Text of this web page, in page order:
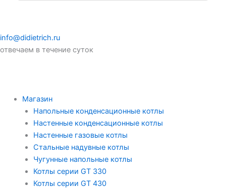
info@didietrich.ru
отвечаем в течение суток
Магазин
Напольные конденсационные котлы
Настенные конденсационные котлы
Настенные газовые котлы
Стальные надувные котлы
Чугунные напольные котлы
Котлы серии GT 330
Котлы серии GT 430